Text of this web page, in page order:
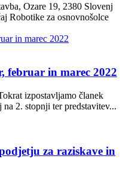
Ozare 19, 2380 Slovenj
Robotike za osnovnošolce
in marec 2022
izpostavljamo članek
2. stopnji ter predstavitev...
za raziskave in